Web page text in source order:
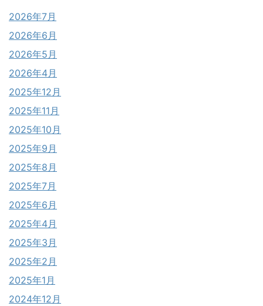
2026年7月
2026年6月
2026年5月
2026年4月
2025年12月
2025年11月
2025年10月
2025年9月
2025年8月
2025年7月
2025年6月
2025年4月
2025年3月
2025年2月
2025年1月
2024年12月